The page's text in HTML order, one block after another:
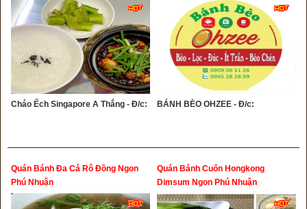
Cháo Ếch Singapore A Thắng - Đ/c: BÁNH BÈO OHZEE - Đ/c:
Quán Bánh Đa Cá Rô Đồng Ngon
Phú Nhuận
Quán Bánh Cuốn Hongkong
Dimsum Ngon Phú Nhuận